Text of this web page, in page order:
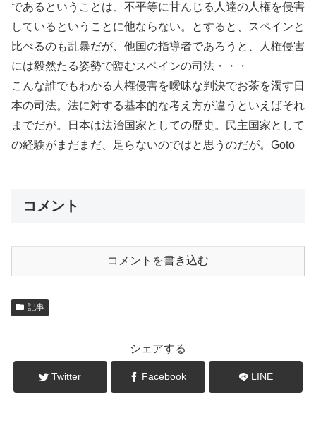
であるということは、不平等に甘んじる人達の人権を侵害
しているということに他ならない。とすると、スペインと
比べるのも乱暴だが、他国の指導者であろうと、人権侵害
には毅然たる姿勢で臨むスペインの司法・・・
こんな誰でもわかる人権侵害を曖昧な判決でお茶を濁す日
本の司法。法に対する基本的な考え方が違うといえばそれ
までだが。日本は法治国家としての歴史。民主国家として
の経験がまだまだ、足らないのではと思うのだが。Goto
コメント
コメントを書き込む
記事
シェアする
Twitter Facebook LINE